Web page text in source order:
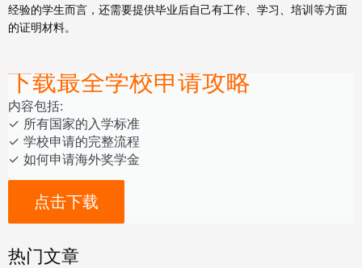
经验的学生而言，还需要提供毕业后自己有工作、学习、培训等方面
的证明材料。
下载最全学校申请攻略
内容包括:
‎‏‏‎‎‏‏‎‎‏✓ ‎所有国家的入学标准
✓ 学校申请的完整流程
✓ 如何申请海外奖学金
点击下载
热门文章